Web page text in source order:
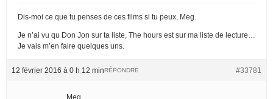
Dis-moi ce que tu penses de ces films si tu peux, Meg.
Je n’ai vu qu Don Jon sur ta liste, The hours est sur ma liste de lecture…
Je vais m’en faire quelques uns.
12 février 2016 à 0 h 12 min #33781
RÉPONDRE
Meg